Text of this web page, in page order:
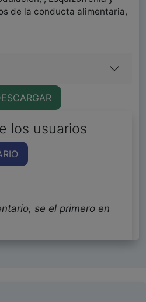
de la conducta alimentaria,
los usuarios
se el primero en